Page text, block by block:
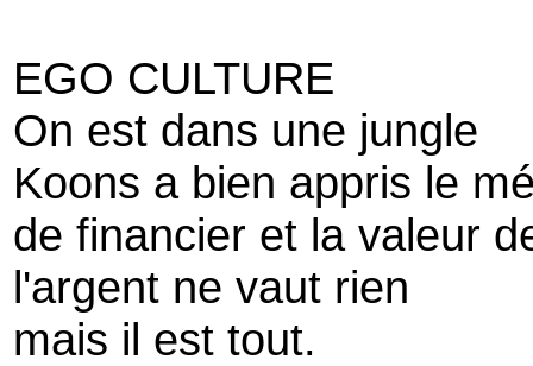
EGO CULTURE
On est dans une jungle
Koons a bien appris le
de financier et la valeur
l'argent ne vaut rien
mais il est tout.